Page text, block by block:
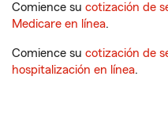
Comience su cotización de
Medicare en línea.
Comience su cotización de
hospitalización en línea.